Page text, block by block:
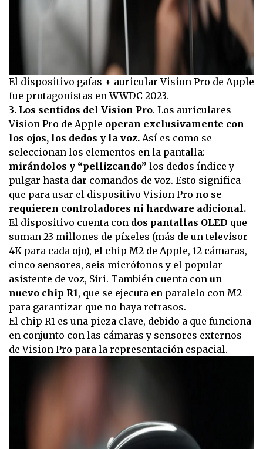
El dispositivo gafas + auricular Vision Pro de Apple
fue protagonistas en WWDC 2023.
3. Los sentidos del Vision Pro. Los auriculares
Vision Pro de Apple operan exclusivamente con
los ojos, los dedos y la voz. Así es como se
seleccionan los elementos en la pantalla:
mirándolos y “pellizcando” los dedos índice y
pulgar hasta dar comandos de voz. Esto significa
que para usar el dispositivo Vision Pro no se
requieren controladores ni hardware adicional.
El dispositivo cuenta con dos pantallas OLED que
suman 23 millones de píxeles (más de un televisor
4K para cada ojo), el chip M2 de Apple, 12 cámaras,
cinco sensores, seis micrófonos y el popular
asistente de voz, Siri. También cuenta con un
nuevo chip R1, que se ejecuta en paralelo con M2
para garantizar que no haya retrasos.
El chip R1 es una pieza clave, debido a que funciona
en conjunto con las cámaras y sensores externos
de Vision Pro para la representación espacial.